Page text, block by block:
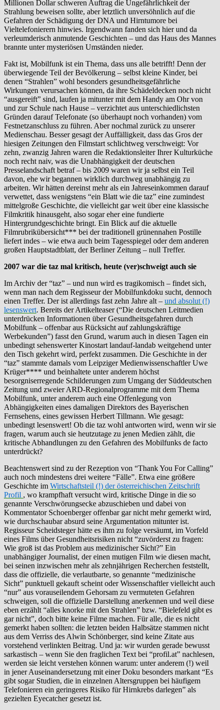
Millionen Dollar schweren Auftrag die Ungefährlichkeit der
Strahlung beweisen sollte, aber letztlich unversöhnlich auf die
Gefahren der Schädigung der DNA und Hirntumore bei
Vieltelefonierern hinwies. Irgendwann fanden sich hier und da
verleumderisch anmutende Geschichten – und das Haus des Mannes
brannte unter mysteriösen Umständen nieder.
Fakt ist, Mobilfunk ist ein Thema, dass uns alle betrifft! Denn der
überwiegende Teil der Bevölkerung – selbst kleine Kinder, bei
denen “Strahlen” wohl besonders gesundheitsgefährliche
Wirkungen verursachen können, da ihre Schädeldecken noch nicht
“ausgereift” sind, laufen ja mitunter mit dem Handy am Ohr von
und zur Schule nach Hause – verzichtet aus unterschiedlichsten
Gründen darauf Telefonate (so überhaupt noch vorhanden) vom
Festnetzanschluss zu führen. Aber nochmal zurück zu unserer
Medienschau. Besser gesagt der Auffälligkeit, dass das Gros der
hiesigen Zeitungen den Filmstart schlichtweg verschweigt: Vor
zehn, zwanzig Jahren waren die Redaktionsleiter Ihrer Kulturküche
noch recht naiv, was die Unabhängigkeit der deutschen
Presselandschaft betraf – bis 2009 waren wir ja selbst ein Teil
davon, ehe wir begannen wirklich durchweg unabhängig zu
arbeiten. Wir hätten dereinst mehr als ein Jahreseinkommen darauf
verwettet, dass wenigstens “ein Blatt wie die taz” eine zumindest
mittelgroße Geschichte, die vielleicht gar weit über eine klassische
Filmkritik hinausgeht, also sogar eher eine fundierte
Hintergrundgeschichte bringt. Ein Blick auf die aktuelle
Filmrubrikübersicht*** bei der traditionell grünennahen Postille
liefert indes – wie etwa auch beim Tagesspiegel oder dem anderen
großen Hauptstadtblatt, der Berliner Zeitung – null Treffer.
2007 war die taz mal kritisch, heute (ver)schweigt auch sie
Im Archiv der “taz” – und nun wird es tragikomisch – findet sich,
wenn man nach dem Regisseur der Mobilfunkdoku sucht, dennoch
einen Treffer. Der ist allerdings fast zehn Jahre alt – und absolut (!)
lesenswert. Bereits der Artikelteaser (“Die deutschen Leitmedien
unterdrücken Informationen über Gesundheitsgefahren durch
Mobilfunk – offenbar aus Rücksicht auf zahlungskräftige
Werbekunden”) fasst den Grund, warum auch in diesen Tagen ein
unbedingt sehenswerter Kinostart landauf-landab weitgehend unter
den Tisch gekehrt wird, perfekt zusammen. Die Geschichte in der
“taz” stammte damals vom Leipziger Medienwissenschaftler Uwe
Krüger**** und beinhaltete unter anderem höchst
besorgniserregende Schilderungen zum Umgang der Süddeutschen
Zeitung und zweier ARD-Regionalprogramme mit dem Thema
Mobilfunk, unter anderem auch eine Offenlegung von
Abhängigkeiten eines damaligen Direktors des Bayerischen
Fernsehens, eines gewissen Herbert Tillmann. Wie gesagt:
unbedingt lesenswert! Ob die taz wohl antworten wird, wenn wir sie
fragen, warum auch sie heutzutage zu jenen Medien zählt, die
kritische Abhandlungen zu den Gefahren des Mobilfunks de facto
unterdrückt?
Beachtenswert sind zu der Rezeption von “Thank You For Calling”
auch noch mindestens drei weitere “Fälle”. Etwa eine größere
Geschichte im Wirtschaftsteil (!) der österreichischen Zeitschrift
Profil , wo krampfhaft versucht wird, kritische Dinge in die so
genannte Verschwörungsecke abzuschieben und dabei von
Kommentator Schoenberger offenbar gar nicht mehr gemerkt wird,
wie durchschaubar absurd seine Argumentation mitunter ist.
Regisseur Scheidsteger hätte es ihm zu folge versäumt, im Vorfeld
eines Films über Gesundheitsrisiken nicht “zuvörderst zu fragen:
Wie groß ist das Problem aus medizinischer Sicht?” Ein
unabhängiger Journalist, der einen mutigen Film wie diesen macht,
bei seinen inzwischen mehr als zehnjährigen Recherchen feststellt,
dass die offizielle, die verlautbarte, so genannte “medizinische
Sicht” punktuell gekauft scheint oder Wissenschaftler vielleicht auch
“nur” aus vorauseilendem Gehorsam zu vermuteten Gefahren
schweigen, soll die offizielle Darstellung anerkennen und weil diese
eben erzählt “alles knorke mit den Strahlen” bzw. “Bielefeld gibt es
gar nicht”, doch bitte keine Filme machen. Für alle, die es nicht
gemerkt haben sollten: die letzten beiden Halbsätze stammen nicht
aus dem Verriss des Alwin Schönberger, sind keine Zitate aus
vorstehend verlinkten Beitrag. Und ja: wir wurden gerade bewusst
sarkastisch – wenn Sie den fraglichen Text bei “profil.at” nachlesen,
werden sie leicht verstehen können warum: unter anderem (!) weil
in jener Auseinandersetzung mit einer Doku besonders markant “Es
gibt sogar Studien, die in einzelnen Altersgruppen bei häufigem
Telefonieren ein geringeres Risiko für Hirnkrebs darlegen” als
gezielten Eyecatcher gesetzt ist.